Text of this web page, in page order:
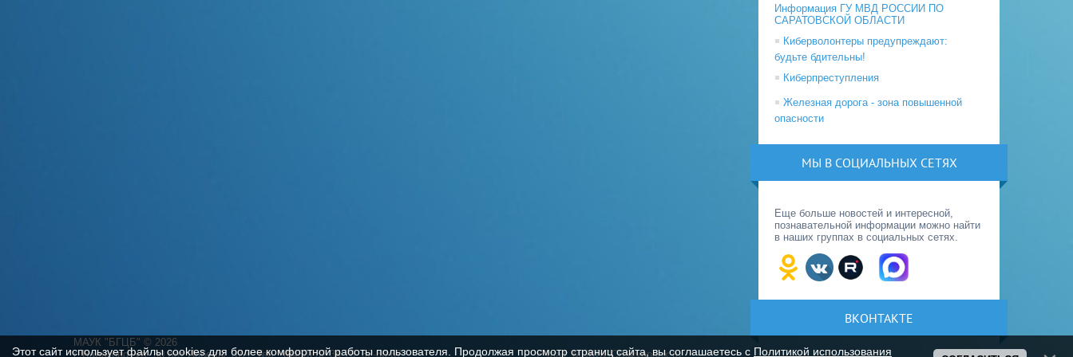
Информация ГУ МВД РОССИИ ПО
САРАТОВСКОЙ ОБЛАСТИ
Киберволонтеры предупреждают:
будьте бдительны!
Киберпреступления
Железная дорога - зона повышенной
опасности
МЫ В СОЦИАЛЬНЫХ СЕТЯХ
Еще больше новостей и интересной,
познавательной информации можно найти
в наших группах в социальных сетях.
ВКОНТАКТЕ
МАУК "БГЦБ" © 2026
г. Балаково, ул. 30 лет Победы, 37А. Тел.: (8453) 32-34-76, 32-30-67
E-mail: MUKBGCB@yandex.ru
Этот сайт использует файлы cookies для более комфортной работы пользователя. Продолжая просмотр страниц сайта, вы соглашаетесь с Политикой использования